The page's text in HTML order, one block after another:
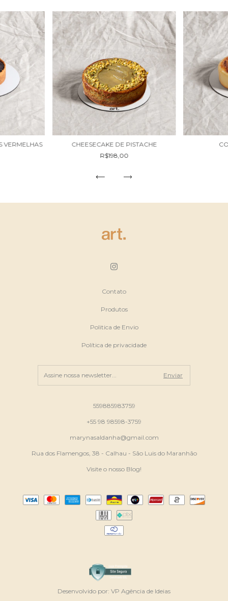
VERMELHAS
CHEESECAKE DE PISTACHE
R$198,00
Contato
Produtos
Politica de Envio
Política de privacidade
559885983759
+55 98 98598-3759
marynasaldanha@gmail.com
Rua dos Flamengos, 38 - Calhau - São Luis do Maranhão
Visite o nosso Blog!
Desenvolvido por: VP Agência de Ideias